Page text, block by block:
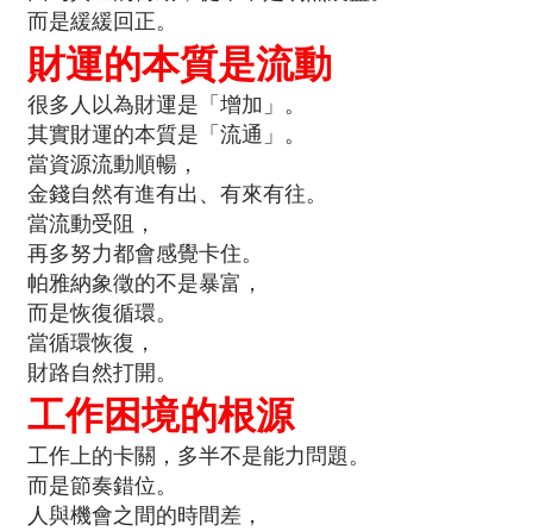
而是緩緩回正。
財運的本質是流動
很多人以為財運是「增加」。
其實財運的本質是「流通」。
當資源流動順暢，
金錢自然有進有出、有來有往。
當流動受阻，
再多努力都會感覺卡住。
帕雅納象徵的不是暴富，
而是恢復循環。
當循環恢復，
財路自然打開。
工作困境的根源
工作上的卡關，多半不是能力問題。
而是節奏錯位。
人與機會之間的時間差，